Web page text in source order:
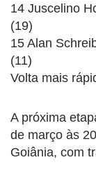
14 Juscelino
(19)
15 Alan
(11)
Volta mais
A próxima
de março às
Goiânia, com